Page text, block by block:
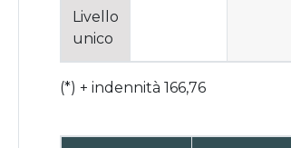
Livello
unico
(*) + indennità 166,76